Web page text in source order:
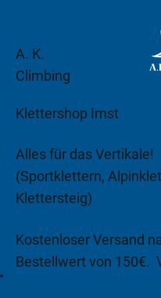
A. K.
Climbing
Klettershop Imst
Alles für das Vertikale!
(Sportklettern,
Klettersteig)
Kostenloser Versand
Bestellwert von 150€.